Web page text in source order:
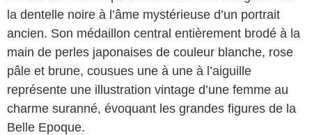
la dentelle noire à l’âme mystérieuse d’un portrait
ancien. Son médaillon central entièrement brodé à la
main de perles japonaises de couleur blanche, rose
pâle et brune, cousues une à une à l’aiguille
représente une illustration vintage d’une femme au
charme suranné, évoquant les grandes figures de la
Belle Epoque.